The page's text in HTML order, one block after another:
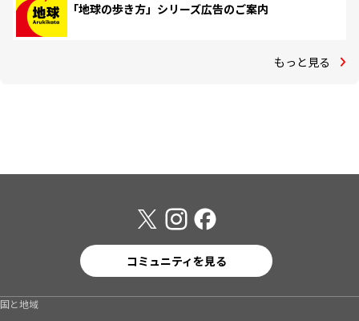
「地球の歩き方」シリーズ広告のご案内
もっと見る
コミュニティを見る
国と地域